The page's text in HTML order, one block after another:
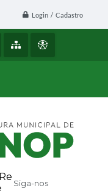
Login / Cadastro
Siga-nos